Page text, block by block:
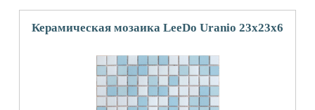
Керамическая мозаика LeeDo Uranio 23x23x6